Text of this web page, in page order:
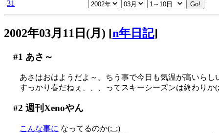
31
2002年03月11日(月) [n年日記]
#1 あさ～
あさはおはようだよ～。ちう事で今日も気温が高いらし
すっかり春だねぇ、、、ってスキーシーズンは終わりか
#2 週刊Xenoやん
こんな事に なってるのか(;_;)